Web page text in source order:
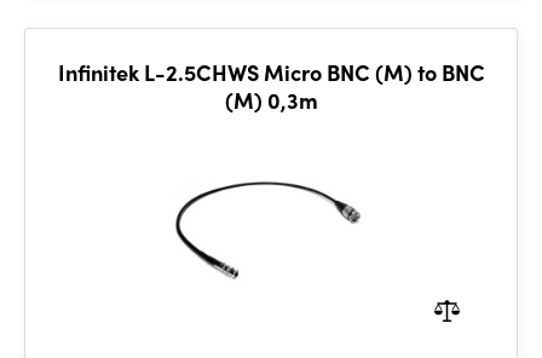
Infinitek L-2.5CHWS Micro BNC (M) to BNC
(M) 0,3m